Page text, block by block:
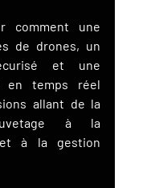
comment une
de drones, un
et une
en temps réel
allant de la
à la
et à la gestion